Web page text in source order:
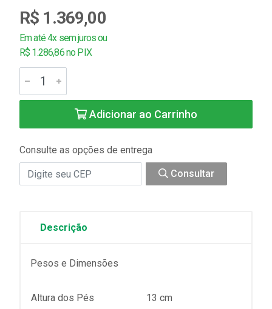
R$ 1.369,00
Em até 4x sem juros ou
R$ 1.286,86 no PIX
Adicionar ao Carrinho
Consulte as opções de entrega
Consultar
Descrição
Pesos e Dimensões
Altura dos Pés
13 cm